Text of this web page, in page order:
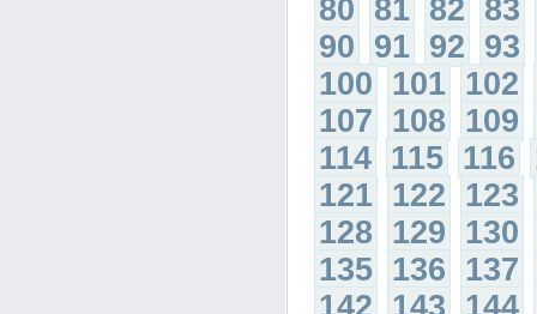
80 81 82 83
90 91 92 93
100 101 102
107 108 109
114 115 116
121 122 123
128 129 130
135 136 137
142 143 144